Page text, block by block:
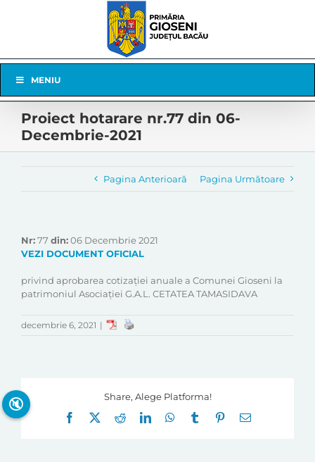
Navigation
MENIU
Proiect hotarare nr.77 din 06-
Decembrie-2021
Pagina Anterioară Pagina Următoare
Nr:77 din:06 Decembrie 2021
VEZI DOCUMENT OFICIAL
privind aprobarea cotizației anuale a Comunei Gioseni la
patrimoniul Asociației G.A.L. CETATEA TAMASIDAVA
decembrie 6, 2021 |
Share, Alege Platforma!
Facebook
RedditLinkedInWhatsApp
Tumblr Pinterest
E-
🔇